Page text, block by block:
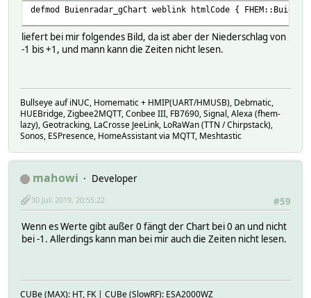
defmod Buienradar_gChart weblink htmlCode {
liefert bei mir folgendes Bild, da ist aber der Niederschlag von
-1 bis +1, und mann kann die Zeiten nicht lesen.
Bullseye auf iNUC, Homematic + HMIP(UART/HMUSB), Debmatic,
HUEBridge, Zigbee2MQTT, Conbee III, FB7690, Signal, Alexa (fhem-
lazy), Geotracking, LaCrosse JeeLink, LoRaWan (TTN / Chirpstack),
Sonos, ESPresence, HomeAssistant via MQTT, Meshtastic
mahowi
Developer
#59
30 Juli 2019, 20:55:22
Wenn es Werte gibt außer 0 fängt der Chart bei 0 an und nicht
bei -1. Allerdings kann man bei mir auch die Zeiten nicht lesen.
CUBe (MAX): HT, FK | CUBe (SlowRF): ESA2000WZ